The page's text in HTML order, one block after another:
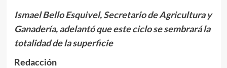
Ismael Bello Esquivel, Secretario de Agricultura y
Ganadería, adelantó que este ciclo se sembrará la
totalidad de la superficie
Redacción